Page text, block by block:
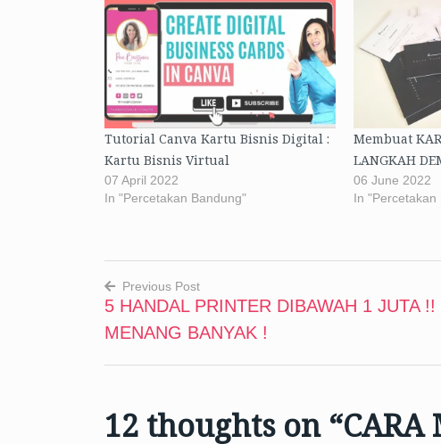
Tutorial Canva Kartu Bisnis Digital :
Kartu Bisnis Virtual
07 April 2022
In "Percetakan Bandung"
Membuat
LANGKAH
06 June 2022
In "Percetakan
Post
navigation
Previous Post
5 HANDAL PRINTER DIBAWAH 1 JUTA !!
MENANG BANYAK !
12 thoughts on “CARA